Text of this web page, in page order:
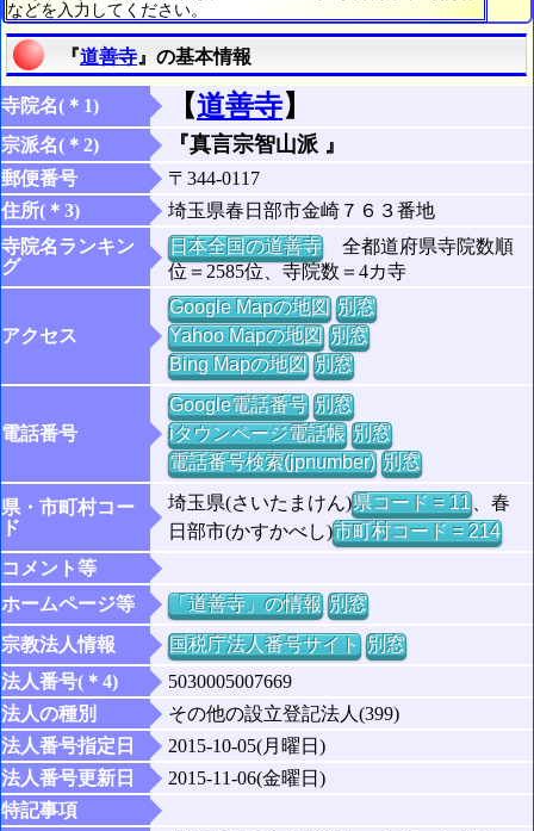
などを入力してください。
『道善寺 』の基本情報
寺院名(＊1) 【道善寺】
宗派名(＊2) 『真言宗智山派 』
郵便番号
〒344-0117
住所(＊3)
埼玉県春日部市金崎７６３番地
寺院名ランキン
グ
日本全国の道善寺全都道府県寺院数順
位＝2585位、寺院数＝4カ寺
アクセス
Google Mapの地図 別窓
Yahoo Mapの地図 別窓
Bing Mapの地図 別窓
電話番号
Google電話番号 別窓
iタウンページ電話帳 別窓
電話番号検索(jpnumber) 別窓
県・市町村コー
ド
埼玉県(さいたまけん)県コード = 11、春
日部市(かすかべし)市町村コード = 214
コメント等
ホームページ等
「道善寺」の情報 別窓
宗教法人情報
国税庁法人番号サイト 別窓
法人番号(＊4)
5030005007669
法人の種別
その他の設立登記法人(399)
法人番号指定日
2015-10-05(月曜日)
法人番号更新日
2015-11-06(金曜日)
特記事項